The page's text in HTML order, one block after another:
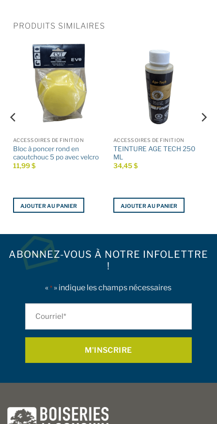
PRODUITS SIMILAIRES
ACCESSOIRES DE FINITION
Bloc à poncer rond en
caoutchouc 5 po avec velcro
11,99$
AJOUTER AU PANIER
ACCESSOIRES DE FINITION
TEINTURE AGE TECH 250
ML
34,45$
AJOUTER AU PANIER
ABONNEZ-VOUS À NOTRE INFOLETTRE
!
«* » indique les champs nécessaires